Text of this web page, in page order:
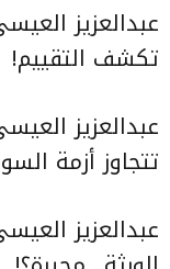
عبدالعزيز
تكشف التقييم!
عبدالعزيز
تتجاوز أزمة
عبدالعزيز